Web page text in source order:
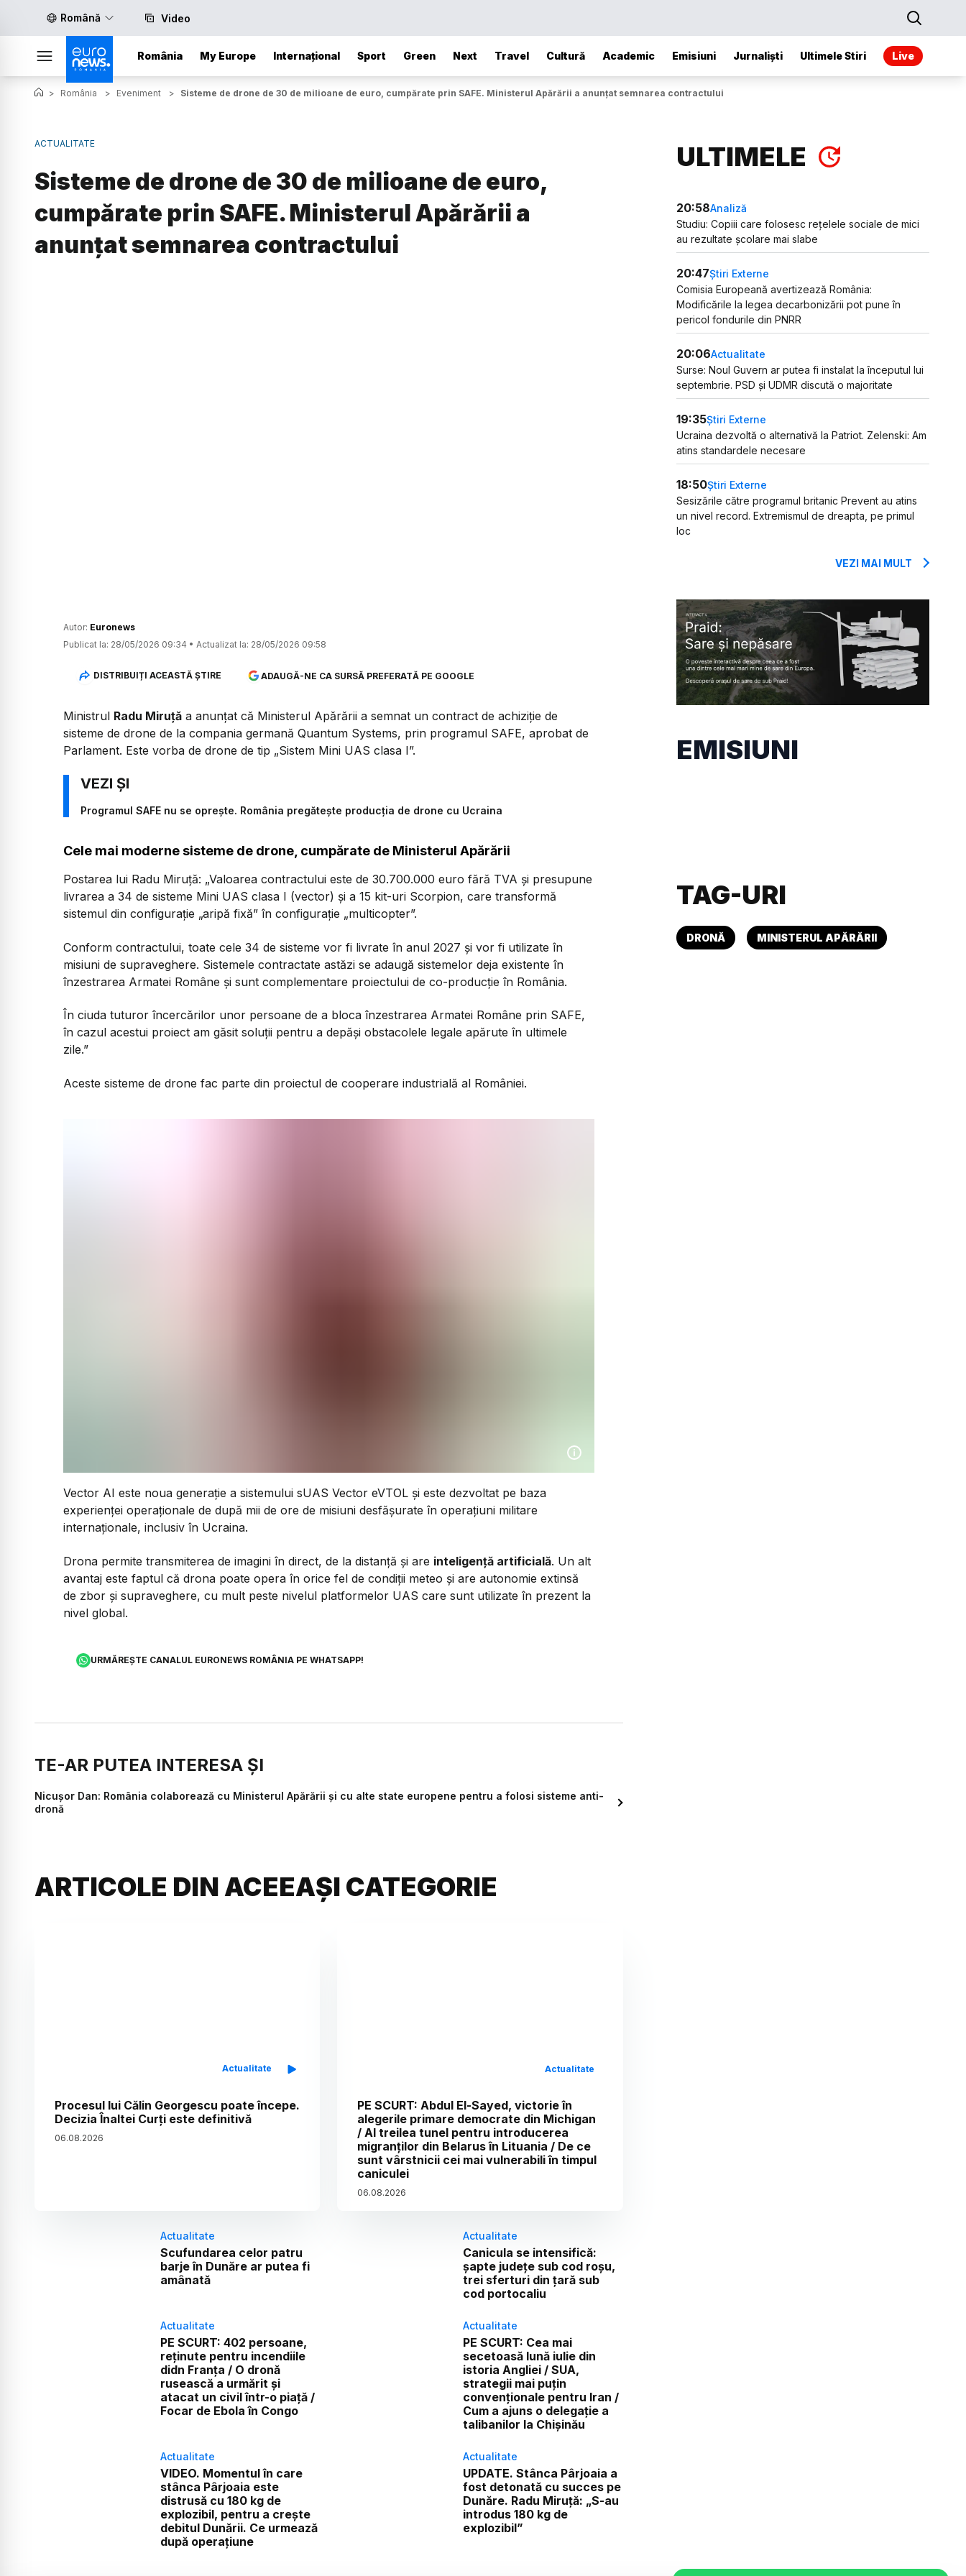
Română Video
România My Europe Internațional Sport Green Next Travel Cultură Academic Emisiuni Jurnaliști Ultimele Stiri Live
> România > Eveniment > Sisteme de drone de 30 de milioane de euro, cumpărate prin SAFE. Ministerul Apărării a anunțat semnarea contractului
ACTUALITATE
Sisteme de drone de 30 de milioane de euro,
cumpărate prin SAFE. Ministerul Apărării a
anunțat semnarea contractului
Autor: Euronews
Publicat la: 28/05/2026 09:34 • Actualizat la: 28/05/2026 09:58
DISTRIBUIȚI ACEASTĂ ȘTIRE ADAUGĂ-NE CA SURSĂ PREFERATĂ PE GOOGLE
Ministrul Radu Miruță a anunțat că Ministerul Apărării a semnat un contract de achiziție de
sisteme de drone de la compania germană Quantum Systems, prin programul SAFE, aprobat de
Parlament. Este vorba de drone de tip „Sistem Mini UAS clasa I”.
Programul SAFE nu se oprește. România pregătește producția de drone cu Ucraina
Cele mai moderne sisteme de drone, cumpărate de Ministerul Apărării
Postarea lui Radu Miruță: „Valoarea contractului este de 30.700.000 euro fără TVA și presupune
livrarea a 34 de sisteme Mini UAS clasa I (vector) și a 15 kit-uri Scorpion, care transformă
sistemul din configurație „aripă fixă” în configurație „multicopter”.
Conform contractului, toate cele 34 de sisteme vor fi livrate în anul 2027 și vor fi utilizate în
misiuni de supraveghere. Sistemele contractate astăzi se adaugă sistemelor deja existente în
înzestrarea Armatei Române și sunt complementare proiectului de co-producție în România.
În ciuda tuturor încercărilor unor persoane de a bloca înzestrarea Armatei Române prin SAFE,
în cazul acestui proiect am găsit soluții pentru a depăși obstacolele legale apărute în ultimele
zile.”
Aceste sisteme de drone fac parte din proiectul de cooperare industrială al României.
Vector AI este noua generație a sistemului sUAS Vector eVTOL și este dezvoltat pe baza
experienței operaționale de după mii de ore de misiuni desfășurate în operațiuni militare
internaționale, inclusiv în Ucraina.
Drona permite transmiterea de imagini în direct, de la distanță și are inteligență artificială. Un alt
avantaj este faptul că drona poate opera în orice fel de condiții meteo și are autonomie extinsă
de zbor și supraveghere, cu mult peste nivelul platformelor UAS care sunt utilizate în prezent la
nivel global.
URMĂREȘTE CANALUL EURONEWS ROMÂNIA PE WHATSAPP!
TE-AR PUTEA INTERESA ȘI
Nicușor Dan: România colaborează cu Ministerul Apărării și cu alte state europene pentru a folosi sisteme anti-
dronă
ARTICOLE DIN ACEEAȘI CATEGORIE
Actualitate
Procesul lui Călin Georgescu poate începe.
Decizia Înaltei Curți este definitivă
06.08.2026
Actualitate
PE SCURT: Abdul El-Sayed, victorie în
alegerile primare democrate din Michigan
/ Al treilea tunel pentru introducerea
migranților din Belarus în Lituania / De ce
sunt vârstnicii cei mai vulnerabili în timpul
caniculei
06.08.2026
Actualitate
Scufundarea celor patru
barje în Dunăre ar putea fi
amânată
Actualitate
Canicula se intensifică:
șapte județe sub cod roșu,
trei sferturi din țară sub
cod portocaliu
Actualitate
PE SCURT: 402 persoane,
reținute pentru incendiile
didn Franța / O dronă
rusească a urmărit și
atacat un civil într-o piață /
Focar de Ebola în Congo
Actualitate
PE SCURT: Cea mai
secetoasă lună iulie din
istoria Angliei / SUA,
strategii mai puțin
convenționale pentru Iran /
Cum a ajuns o delegație a
talibanilor la Chișinău
Actualitate
VIDEO. Momentul în care
stânca Pârjoaia este
distrusă cu 180 kg de
explozibil, pentru a crește
debitul Dunării. Ce urmează
după operațiune
Actualitate
UPDATE. Stânca Pârjoaia a
fost detonată cu succes pe
Dunăre. Radu Miruță: „S-au
introdus 180 kg de
explozibil”
ULTIMELE
20:58Analiză
Studiu: Copiii care folosesc rețelele sociale de mici
au rezultate școlare mai slabe
20:47Știri Externe
Comisia Europeană avertizează România:
Modificările la legea decarbonizării pot pune în
pericol fondurile din PNRR
20:06Actualitate
Surse: Noul Guvern ar putea fi instalat la începutul lui
septembrie. PSD și UDMR discută o majoritate
19:35Știri Externe
Ucraina dezvoltă o alternativă la Patriot. Zelenski: Am
atins standardele necesare
18:50Știri Externe
Sesizările către programul britanic Prevent au atins
un nivel record. Extremismul de dreapta, pe primul
loc
VEZI MAI MULT
EMISIUNI
TAG-URI
DRONĂ MINISTERUL APĂRĂRII